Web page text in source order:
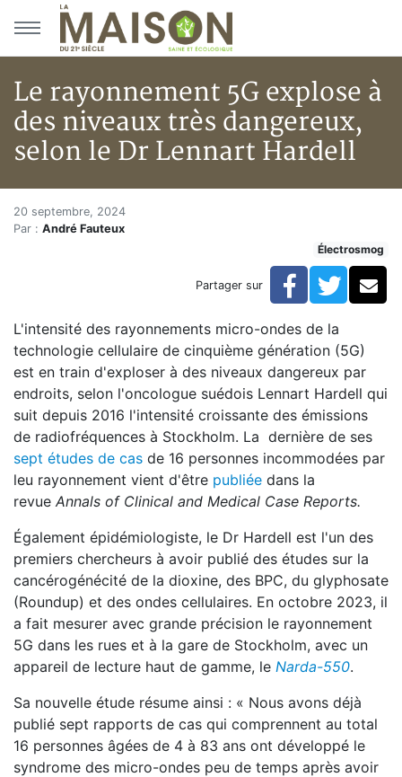
Aller au menu principal
Aller au contenu principal
Le rayonnement 5G explose à
des niveaux très dangereux,
selon le Dr Lennart Hardell
Accueil
Articles
Le rayonnement 5G explose à des niveaux très
Le rayonnement 5G explose
20 septembre, 2024
Par : André Fauteux
Électrosmog
Partager sur Facebook
L'intensité des rayonnements micro-ondes de la
technologie cellulaire de cinquième génération (5G)
est en train d'exploser à des niveaux dangereux par
endroits, selon l'oncologue suédois Lennart Hardell qui
suit depuis 2016 l'intensité croissante des émissions
de radiofréquences à Stockholm. La dernière de ses
sept études de cas de 16 personnes incommodées par
leu rayonnement vient d'être publiée dans la
revue Annals of Clinical and Medical Case Reports.
Également épidémiologiste, le Dr Hardell est l'un des
premiers chercheurs à avoir publié des études sur la
cancérogénécité de la dioxine, des BPC, du glyphosate
(Roundup) et des ondes cellulaires. En octobre 2023, il
a fait mesurer avec grande précision le rayonnement
5G dans les rues et à la gare de Stockholm, avec un
appareil de lecture haut de gamme, le Narda-550.
Sa nouvelle étude résume ainsi : « Nous avons déjà
publié sept rapports de cas qui comprennent au total
16 personnes âgées de 4 à 83 ans ont développé le
syndrome des micro-ondes peu de temps après avoir